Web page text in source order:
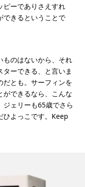
ピーでありさえすれ
できるということで
ものはないから、それ
ーできる、と言いま
だとも。サーフィンを
ができるなら、こんな
ジェリーも65歳でさら
ひよっこです。Keep